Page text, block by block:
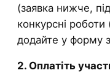
(заявка нижче,
конкурсні
додайте у форму
2. Оплатіть